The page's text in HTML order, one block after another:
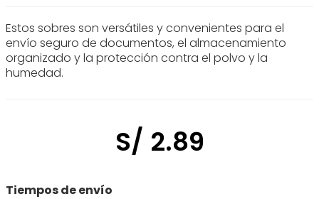
Estos sobres son versátiles y convenientes para el
envío seguro de documentos, el almacenamiento
organizado y la protección contra el polvo y la
humedad.
S/ 2.89
Tiempos de envío